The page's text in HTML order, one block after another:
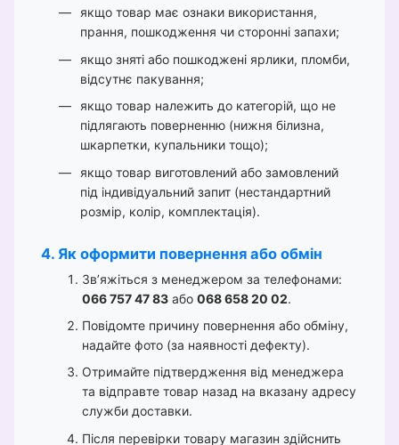
якщо товар має ознаки використання,
прання, пошкодження чи сторонні запахи;
якщо зняті або пошкоджені ярлики, пломби,
відсутнє пакування;
якщо товар належить до категорій, що не
підлягають поверненню (нижня білизна,
шкарпетки, купальники тощо);
якщо товар виготовлений або замовлений
під індивідуальний запит (нестандартний
розмір, колір, комплектація).
4. Як оформити повернення або обмін
Зв’яжіться з менеджером за телефонами:
066 757 47 83 або 068 658 20 02.
Повідомте причину повернення або обміну,
надайте фото (за наявності дефекту).
Отримайте підтвердження від менеджера
та відправте товар назад на вказану адресу
служби доставки.
Після перевірки товару магазин здійснить